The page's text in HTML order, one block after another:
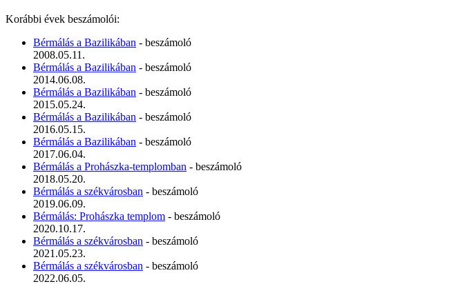
Korábbi évek beszámolói:
Bérmálás a Bazilikában - beszámoló
2008.05.11.
Bérmálás a Bazilikában - beszámoló
2014.06.08.
Bérmálás a Bazilikában - beszámoló
2015.05.24.
Bérmálás a Bazilikában - beszámoló
2016.05.15.
Bérmálás a Bazilikában - beszámoló
2017.06.04.
Bérmálás a Prohászka-templomban - beszámoló
2018.05.20.
Bérmálás a székvárosban - beszámoló
2019.06.09.
Bérmálás: Prohászka templom - beszámoló
2020.10.17.
Bérmálás a székvárosban - beszámoló
2021.05.23.
Bérmálás a székvárosban - beszámoló
2022.06.05.